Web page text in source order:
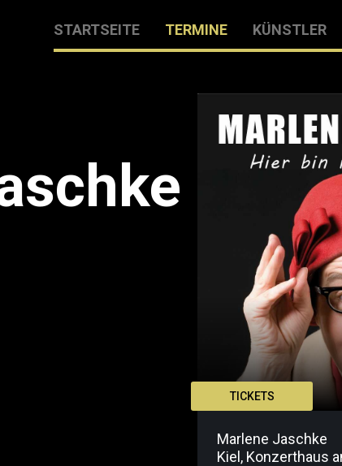
STARTSEITE TERMINE KÜNSTLER
TICKETS
Marlene Jaschke
Kiel , Konzerthaus